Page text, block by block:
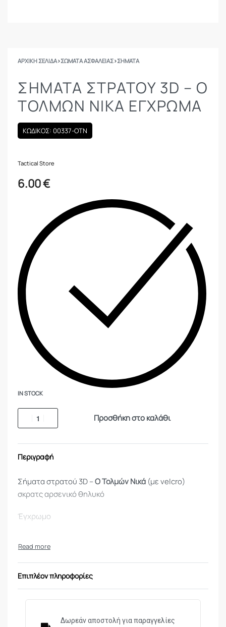
ΑΡΧΙΚΉ ΣΕΛΊΔΑ›ΣΩΜΑΤΑ ΑΣΦΑΛΕΙΑΣ›ΣΉΜΑΤΑ
ΣΉΜΑΤΑ ΣΤΡΑΤΟΎ 3D – Ο
ΤΟΛΜΏΝ ΝΙΚΆ ΈΓΧΡΩΜΑ
ΚΩΔΙΚΟΣ: 00337-OTN
Tactical Store
6.00€
IN STOCK
Προσθήκη στο καλάθι
Περιγραφή
Σήματα στρατού 3D –Ο Τολμών Νικά (με velcro)
σκρατς αρσενικό θηλυκό
Έγχρωμο
Επιπλέον πληροφορίες
Δωρεάν αποστολή για παραγγελίες